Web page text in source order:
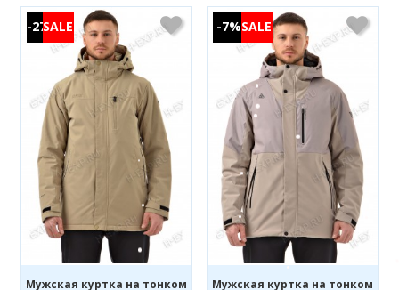
-27%
Мужская куртка на тонком
-7%
Мужская куртка на тонком